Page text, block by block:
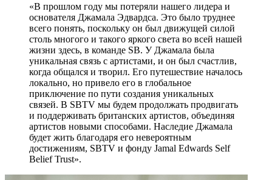
«В прошлом году мы потеряли нашего лидера и
основателя Джамала Эдвардса. Это было труднее
всего понять, поскольку он был движущей силой
столь многого и такого яркого света во всей нашей
жизни здесь, в команде SB. У Джамала была
уникальная связь с артистами, и он был счастлив,
когда общался и творил. Его путешествие началось
локально, но привело его в глобальное
приключение по пути создания уникальных
связей. В SBTV мы будем продолжать продвигать
и поддерживать британских артистов, объединяя
артистов новыми способами. Наследие Джамала
будет жить благодаря его невероятным
достижениям, SBTV и фонду Jamal Edwards Self
Belief Trust».